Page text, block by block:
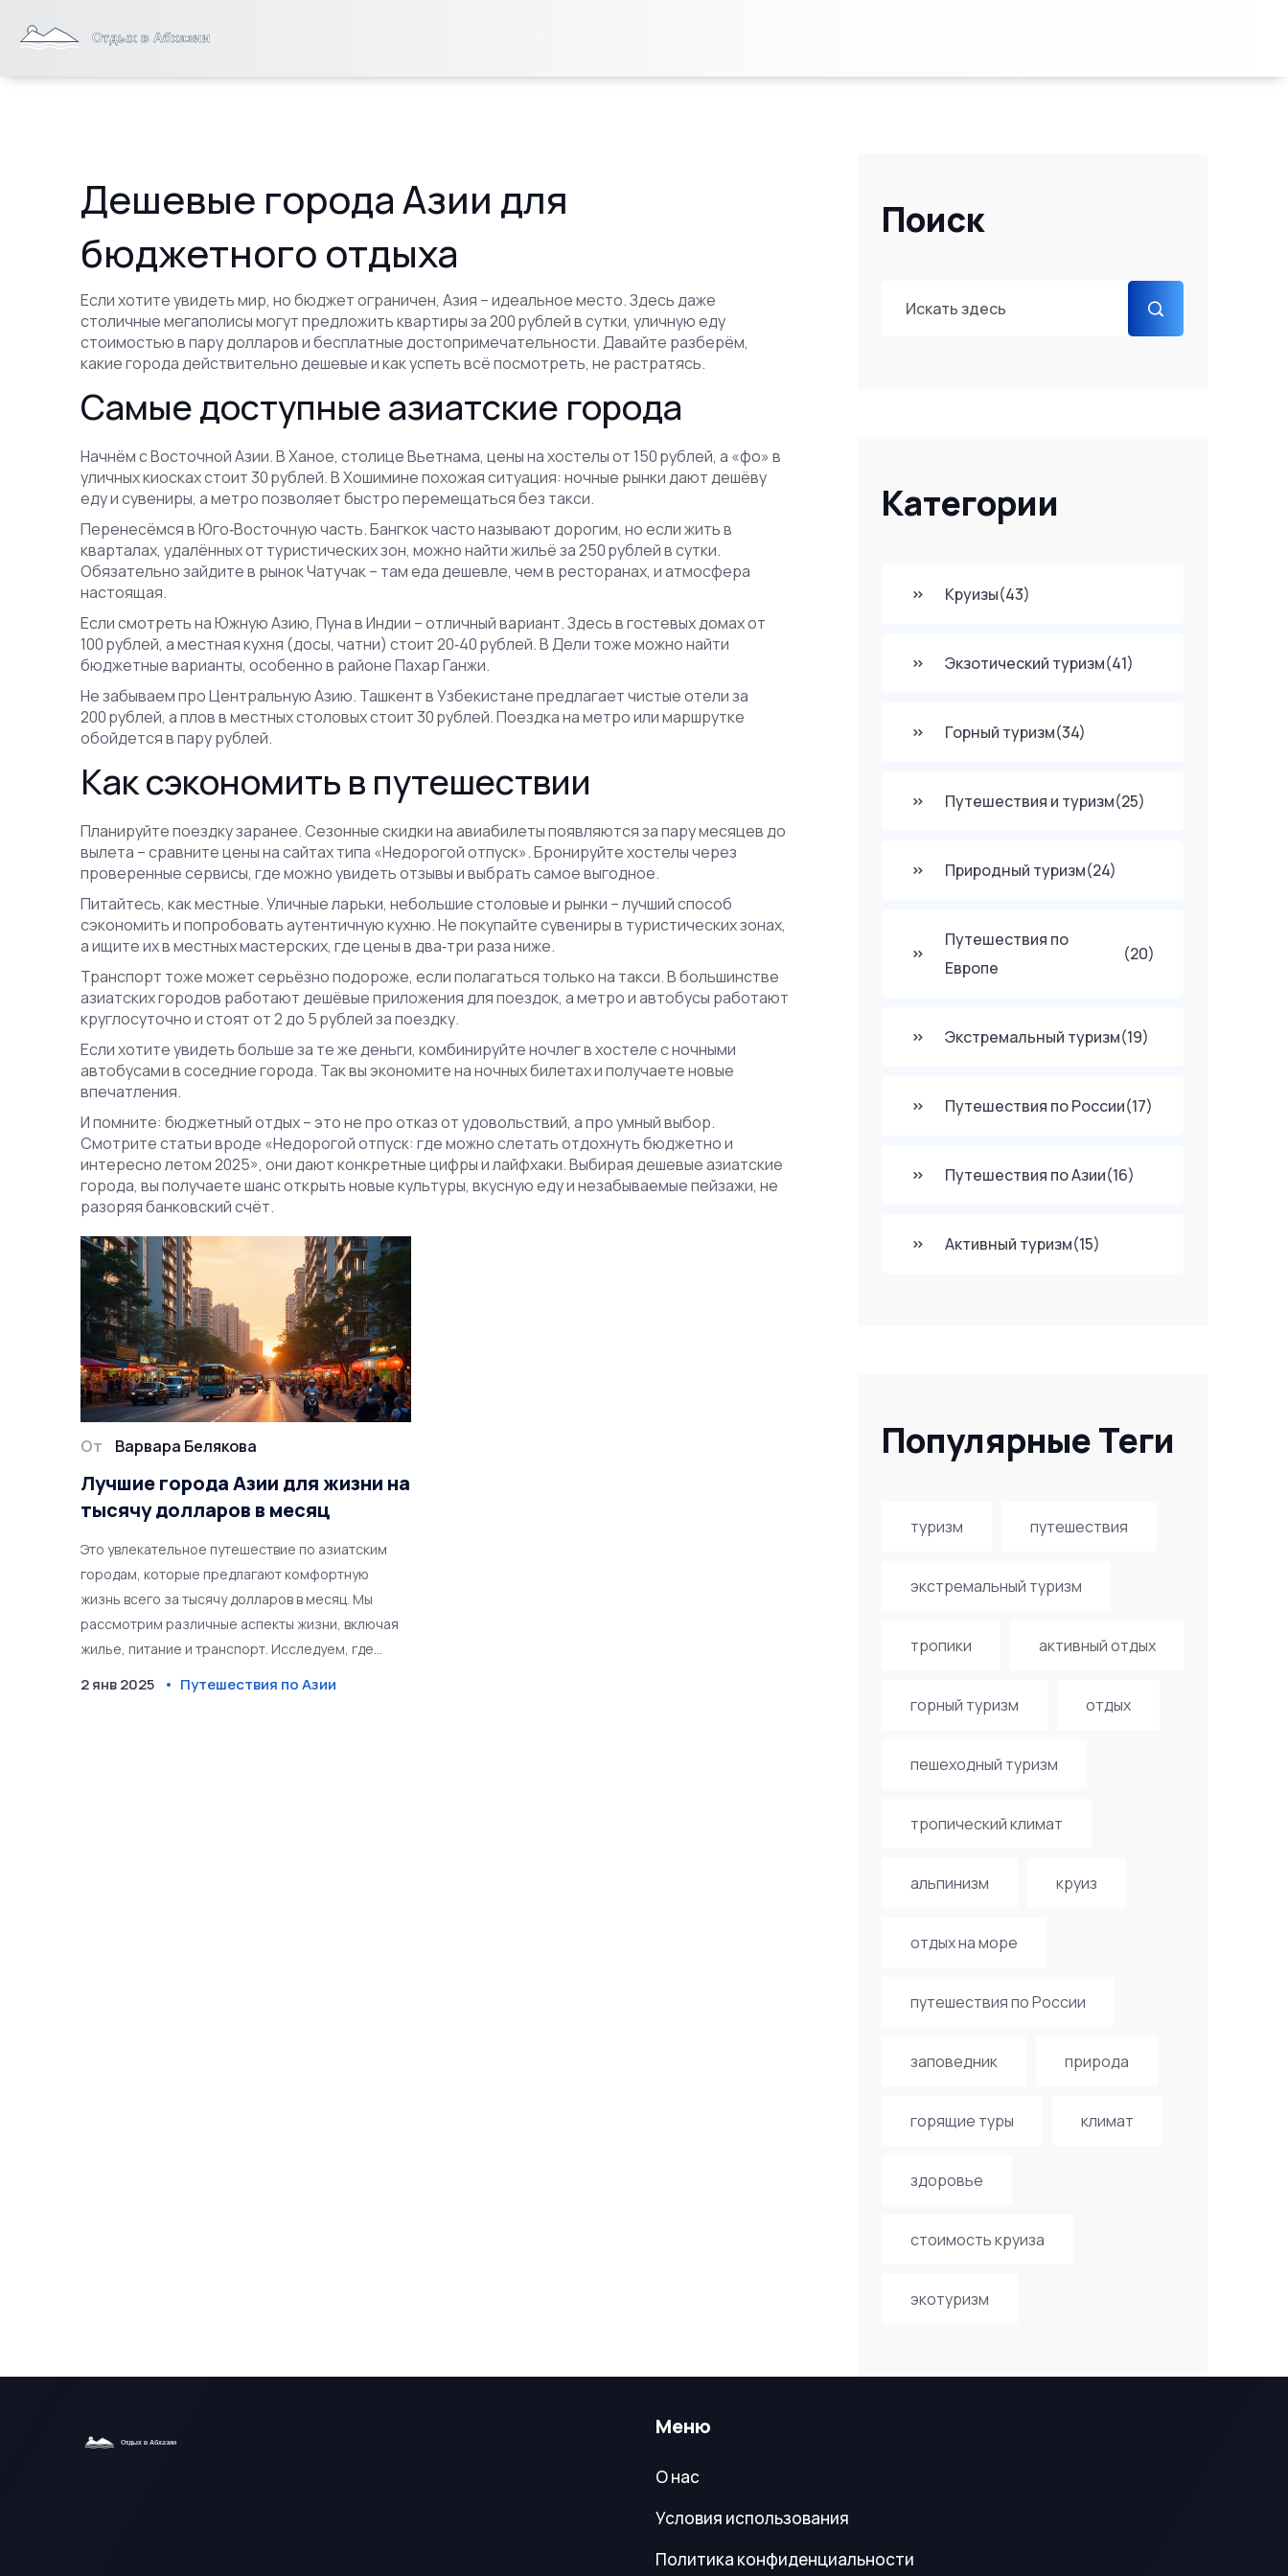
Поиск
Категории
Круизы(43)
Экзотический туризм(41)
Горный туризм(34)
Путешествия и туризм(25)
Природный туризм(24)
Путешествия по
Европе
(20)
Экстремальный туризм(19)
Путешествия по России(17)
Путешествия по Азии(16)
Активный туризм(15)
Популярные Теги
туризм путешествия
экстремальный туризм
тропики активный отдых
горный туризм отдых
пешеходный туризм
тропический климат
альпинизм круиз
отдых на море
путешествия по России
заповедник природа
горящие туры климат
здоровье
стоимость круиза
экотуризм
Дешевые города Азии для
бюджетного отдыха
Если хотите увидеть мир, но бюджет ограничен, Азия – идеальное место. Здесь даже
столичные мегаполисы могут предложить квартиры за 200 рублей в сутки, уличную еду
стоимостью в пару долларов и бесплатные достопримечательности. Давайте разберём,
какие города действительно дешевые и как успеть всё посмотреть, не растратясь.
Самые доступные азиатские города
Начнём с Восточной Азии. В Ханое, столице Вьетнама, цены на хостелы от 150 рублей, а «фо» в
уличных киосках стоит 30 рублей. В Хошимине похожая ситуация: ночные рынки дают дешёву
еду и сувениры, а метро позволяет быстро перемещаться без такси.
Перенесёмся в Юго‑Восточную часть. Бангкок часто называют дорогим, но если жить в
кварталах, удалённых от туристических зон, можно найти жильё за 250 рублей в сутки.
Обязательно зайдите в рынок Чатучак – там еда дешевле, чем в ресторанах, и атмосфера
настоящая.
Если смотреть на Южную Азию, Пуна в Индии – отличный вариант. Здесь в гостевых домах от
100 рублей, а местная кухня (досы, чатни) стоит 20‑40 рублей. В Дели тоже можно найти
бюджетные варианты, особенно в районе Пахар Ганжи.
Не забываем про Центральную Азию. Ташкент в Узбекистане предлагает чистые отели за
200 рублей, а плов в местных столовых стоит 30 рублей. Поездка на метро или маршрутке
обойдется в пару рублей.
Как сэкономить в путешествии
Планируйте поездку заранее. Сезонные скидки на авиабилеты появляются за пару месяцев до
вылета – сравните цены на сайтах типа «Недорогой отпуск». Бронируйте хостелы через
проверенные сервисы, где можно увидеть отзывы и выбрать самое выгодное.
Питайтесь, как местные. Уличные ларьки, небольшие столовые и рынки – лучший способ
сэкономить и попробовать аутентичную кухню. Не покупайте сувениры в туристических зонах,
а ищите их в местных мастерских, где цены в два‑три раза ниже.
Транспорт тоже может серьёзно подороже, если полагаться только на такси. В большинстве
азиатских городов работают дешёвые приложения для поездок, а метро и автобусы работают
круглосуточно и стоят от 2 до 5 рублей за поездку.
Если хотите увидеть больше за те же деньги, комбинируйте ночлег в хостеле с ночными
автобусами в соседние города. Так вы экономите на ночных билетах и получаете новые
впечатления.
И помните: бюджетный отдых – это не про отказ от удовольствий, а про умный выбор.
Смотрите статьи вроде «Недорогой отпуск: где можно слетать отдохнуть бюджетно и
интересно летом 2025», они дают конкретные цифры и лайфхаки. Выбирая дешевые азиатские
города, вы получаете шанс открыть новые культуры, вкусную еду и незабываемые пейзажи, не
разоряя банковский счёт.
От Варвара Белякова
Лучшие города Азии для жизни на
тысячу долларов в месяц
Это увлекательное путешествие по азиатским
городам, которые предлагают комфортную
жизнь всего за тысячу долларов в месяц. Мы
рассмотрим различные аспекты жизни, включая
жилье, питание и транспорт. Исследуем, где
2 янв 2025 Путешествия по Азии
Меню
О нас
Условия использования
Политика конфиденциальности